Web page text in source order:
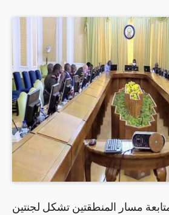
مسار المنطقتين تشكل لجنتين